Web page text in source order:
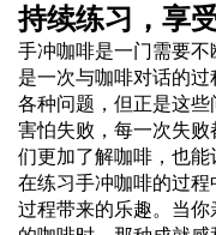
持续练习，享
手冲咖啡是一门需要
是一次与咖啡对话的
各种问题，但正是这
害怕失败，每一次失
们更加了解咖啡，也能
在练习手冲咖啡的过
过程带来的乐趣。当